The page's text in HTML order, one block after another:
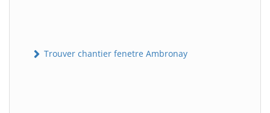
Trouver chantier fenetre Ambronay